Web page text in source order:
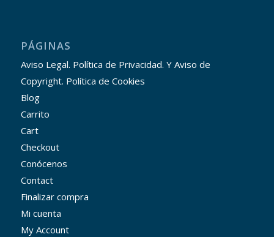
PÁGINAS
Aviso Legal. Política de Privacidad. Y Aviso de
Copyright. Política de Cookies
Blog
Carrito
Cart
Checkout
Conócenos
Contact
Finalizar compra
Mi cuenta
My Account